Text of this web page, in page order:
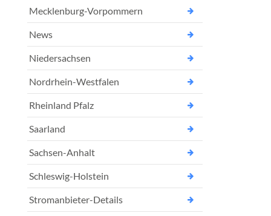
Mecklenburg-Vorpommern
News
Niedersachsen
Nordrhein-Westfalen
Rheinland Pfalz
Saarland
Sachsen-Anhalt
Schleswig-Holstein
Stromanbieter-Details